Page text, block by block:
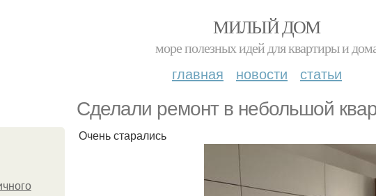
МИЛЫЙ ДОМ
море полезных идей для квартиры и
главная новости статьи
Сделали ремонт в небольшой
Очень старались